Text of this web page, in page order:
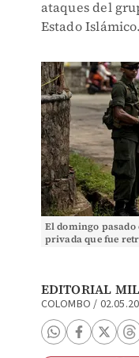
ataques del
Estado Islámico.
El domingo
privada que fue
EDITORIAL
COLOMBO /